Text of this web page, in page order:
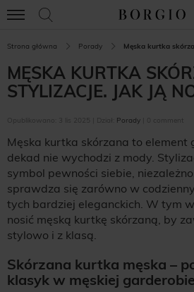
Strona główna Porady Męska kurtka
MĘSKA KURTKA
STYLIZACJE. JAK JĄ
Opublikowano: 3 lis 2025 | Dział: Porady | 0 comment
Męska kurtka skórzana to element
dekad nie wychodzi z mody.
symbol pewności siebie,
sprawdza się zarówno w
tych bardziej eleganckich. W tym
nosić męską kurtkę skórzaną, by
stylowo i z klasą.
Skórzana kurtka męska –
klasyk w męskiej garderobie